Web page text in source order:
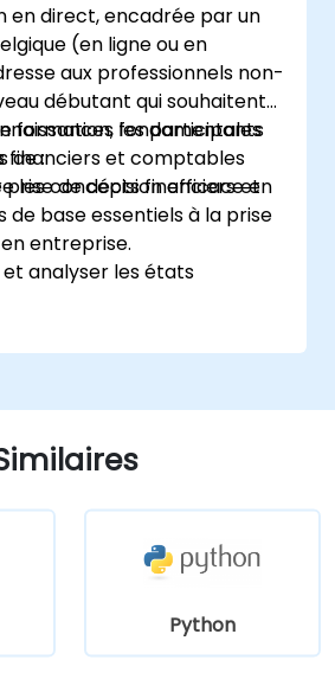
en direct, encadrée par un
(en ligne ou en
aux professionnels non-
débutant qui souhaitent
fondamentales
financiers et comptables
prise de décision efficace en
formation, les participants
de :
les concepts financiers et
base essentiels à la prise
entreprise.
analyser les états
des flux de
financière d’une
des budgets, ainsi que
commerciale.
du point mort pour
opérationnelles et
Python